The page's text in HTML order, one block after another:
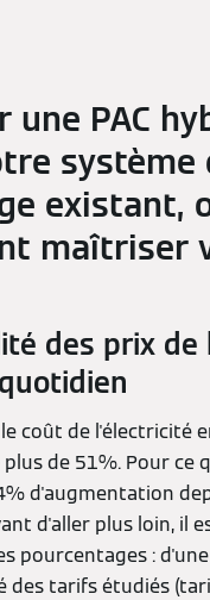
une PAC
système
existant,
maîtriser
des prix de
coût de l'électricité
de 51%. Pour ce
d'augmentation
d'aller plus loin, il
pourcentages :
des tarifs étudiés